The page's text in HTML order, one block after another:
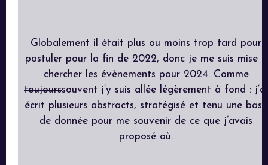
Globalement il était plus ou moins trop tard pour
postuler pour la fin de 2022, donc je me suis mise à
chercher les évènements pour 2024. Comme
toujourssouvent j’y suis allée légèrement à fond : j’ai
écrit plusieurs abstracts, stratégisé et tenu une base
de donnée pour me souvenir de ce que j’avais
proposé où.